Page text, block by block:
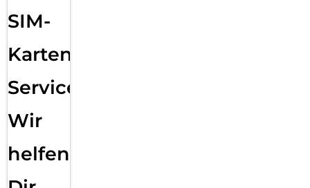
SIM-
Karten
Service:
Wir
helfen